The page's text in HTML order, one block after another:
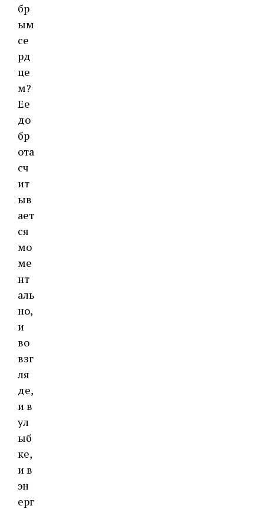
бр
ым
се
рд
це
м?
Ее
до
бр
ота
сч
ит
ыв
ает
ся
мо
ме
нт
аль
но,
и
во
взг
ля
де,
и в
ул
ыб
ке,
и в
эн
ерг